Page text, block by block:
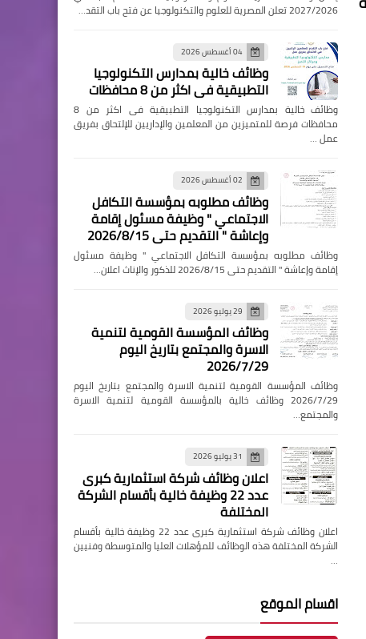
2027/2026 تعلن المصرية للعلوم والتكنولوجيا عن فتح باب التقد…
04 أغسطس 2026
وظائف خالية بمدارس التكنولوجيا
التطبيقية فى اكثر من 8 محافظات
وظائف خالية بمدارس التكنولوجيا التطبيقية فى اكثر من 8
محافظات فرصة للمتميزين من المعلمين والإداريين للإلتحاق بفريق
عمل …
02 أغسطس 2026
وظائف مطلوبه بمؤسسة التكافل
الاجتماعي " وظيفة مسئول إقامة
وإعاشة " التقديم حتى 2026/8/15
وظائف مطلوبه بمؤسسة التكافل الاجتماعي " وظيفة مسئول
إقامة وإعاشة " التقديم حتى 2026/8/15 للذكور والإناث اعلان…
29 يوليو 2026
وظائف المؤسسة القومية لتنمية
الاسرة والمجتمع بتاريخ اليوم
2026/7/29
وظائف المؤسسة القومية لتنمية الاسرة والمجتمع بتاريخ اليوم
2026/7/29 وظائف خالية بالمؤسسة القومية لتنمية الاسرة
والمجتمع…
31 يوليو 2026
اعلان وظائف شركة استثمارية كبرى
عدد 22 وظيفة خالية بأقسام الشركة
المختلفة
اعلان وظائف شركة استثمارية كبرى عدد 22 وظيفة خالية بأقسام
الشركة المختلفة هذه الوظائف للمؤهلات العليا والمتوسطة وفنيين
…
اقسام الموقع